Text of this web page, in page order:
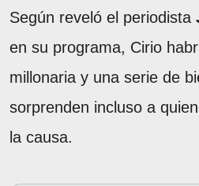
Según reveló el periodista
en su programa, Cirio
millonaria y una serie de
sorprenden incluso a
la causa.